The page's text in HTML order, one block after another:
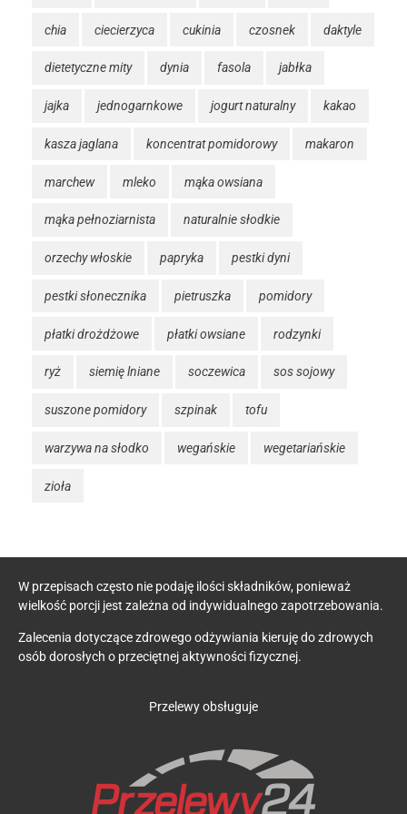
chia ciecierzyca cukinia czosnek daktyle
dietetyczne mity dynia fasola jabłka
jajka jednogarnkowe jogurt naturalny kakao
kasza jaglana koncentrat pomidorowy makaron
marchew mleko mąka owsiana
mąka pełnoziarnista naturalnie słodkie
orzechy włoskie papryka pestki dyni
pestki słonecznika pietruszka pomidory
płatki drożdżowe płatki owsiane rodzynki
ryż siemię lniane soczewica sos sojowy
suszone pomidory szpinak tofu
warzywa na słodko wegańskie wegetariańskie
zioła
W przepisach często nie podaję ilości składników, ponieważ
wielkość porcji jest zależna od indywidualnego zapotrzebowania.
Zalecenia dotyczące zdrowego odżywiania kieruję do zdrowych
osób dorosłych o przeciętnej aktywności fizycznej.
Przelewy obsługuje